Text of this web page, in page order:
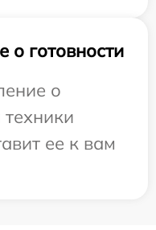
готовности
о
ее к вам